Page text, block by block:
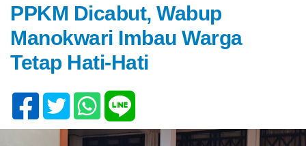
PPKM Dicabut, Wabup
Manokwari Imbau Warga
Tetap Hati-Hati